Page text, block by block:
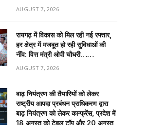
AUGUST 7, 2026
रायगढ़ में विकास को मिल रही नई रफ्तार,
हर क्षेत्र में मजबूत हो रही सुविधाओं की
नींव: वित्त मंत्री ओपी चौधरी……
AUGUST 7, 2026
बाढ़ नियंत्रण की तैयारियों को लेकर
राष्ट्रीय आपदा प्रबंधन प्राधिकरण द्वारा
बाढ़ नियंत्रण को लेकर कान्फ्रेंस, प्रदेश में
18 अगस्त को टेबल टॉप और 20 अगस्त